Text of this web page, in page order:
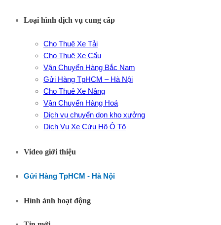
Loại hình dịch vụ cung cấp
Cho Thuê Xe Tải
Cho Thuê Xe Cẩu
Vận Chuyển Hàng Bắc Nam
Gửi Hàng TpHCM – Hà Nội
Cho Thuê Xe Nâng
Vận Chuyển Hàng Hoá
Dịch vụ chuyển dọn kho xưởng
Dịch Vụ Xe Cứu Hộ Ô Tô
Video giới thiệu
Gửi Hàng TpHCM - Hà Nội
Hình ảnh hoạt động